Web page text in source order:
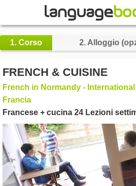
SFOGLIARE
Aiuto
Valuta €
1. Corso 2.Alloggio
FRENCH & CUISINE
French in Normandy -
Francia
Francese + cucina 24 Lezioni